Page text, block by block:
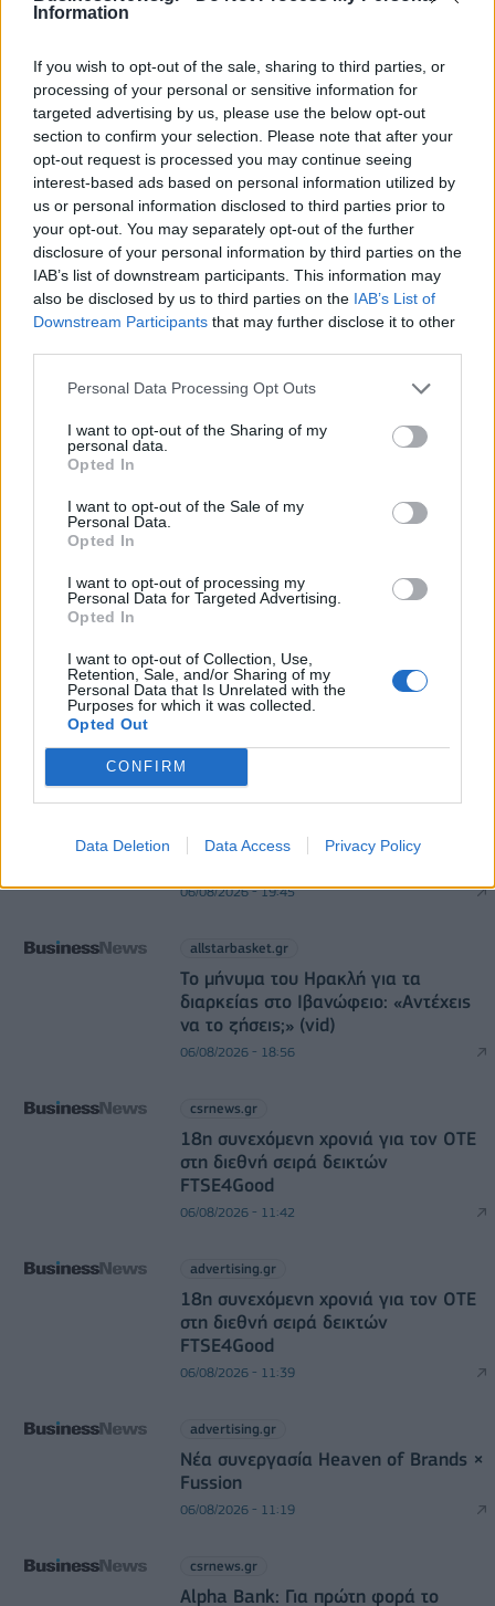
Information
If you wish to opt-out of the sale, sharing to third parties, or
processing of your personal or sensitive information for
targeted advertising by us, please use the below opt-out
section to confirm your selection. Please note that after your
opt-out request is processed you may continue seeing
interest-based ads based on personal information utilized by
us or personal information disclosed to third parties prior to
your opt-out. You may separately opt-out of the further
disclosure of your personal information by third parties on the
IAB’s list of downstream participants. This information may
also be disclosed by us to third parties on the IAB’s List of
Downstream Participants that may further disclose it to other
Personal Data Processing Opt Outs
I want to opt-out of the Sharing of my
personal data.
Opted In
I want to opt-out of the Sale of my
Personal Data.
Opted In
I want to opt-out of processing my
Personal Data for Targeted Advertising.
Opted In
I want to opt-out of Collection, Use,
Retention, Sale, and/or Sharing of my
Personal Data that Is Unrelated with the
Purposes for which it was collected.
Opted Out
CONFIRM
Data Deletion Data Access Privacy Policy
Β.Σ. Καρούλιας: Τζίρος 98,7 εκατ. ευρώ και
αύξηση κερδών 57% - Τα νέα στοιχήματα σε low
& non alcohol
ΕΠΙΧΕΙΡΗΣΕΙΣ
Metlen: Ρεκόρ EBITDA στο α' εξάμηνο, στα 550
εκατ. ευρώ – Καθαρά κέρδη 313 εκατ. ευρώ
06/08/2026 - 09:12 ΕΠΙΧΕΙΡΗΣΕΙΣ
HELLENiQ ENERGY: Κέρδη 393 εκατ. ευρώ στο α'
εξάμηνο – Στα 734 εκατ. ευρώ τα EBITDA
Ρωσία: Η Μόσχα δηλώνει ότι κατέρριψε 605
αποθήκη της Wildberries
06/08/2026 - 10:30
Χρηματοδότηση 8 εκατ. ευρώ σε 843 μέσα
ενημέρωσης- Ξεκίνησε το πενταετές πρόγραμμα
ενίσχυσης του Τύπου
06/08/2026 - 13:05 ΕΠΙΧΕΙΡΗΣΕΙΣ
DIRECTION BUSINESS NETWORK
Απέκτησε τον Σμάιλαγκιτς η
06/08/2026 - 19:45
allstarbasket.gr
Το μήνυμα του Ηρακλή για τα
διαρκείας στο Ιβανώφειο: «Αντέχεις
να το ζήσεις;» (vid)
06/08/2026 - 18:56
csrnews.gr
18η συνεχόμενη χρονιά για τον ΟΤΕ
στη διεθνή σειρά δεικτών
FTSE4Good
06/08/2026 - 11:42
advertising.gr
18η συνεχόμενη χρονιά για τον ΟΤΕ
στη διεθνή σειρά δεικτών
FTSE4Good
06/08/2026 - 11:39
advertising.gr
Νέα συνεργασία Heaven of Brands ×
Fussion
06/08/2026 - 11:19
csrnews.gr
Alpha Bank: Για πρώτη φορά το